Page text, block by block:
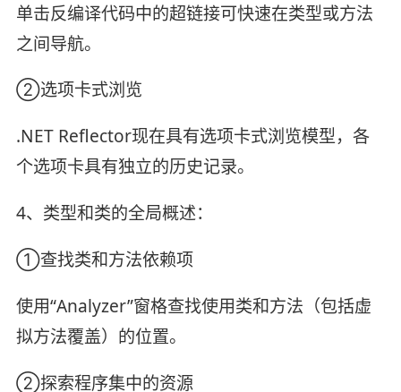
单击反编译代码中的超链接可快速在类型或方法
之间导航。
②选项卡式浏览
.NET Reflector现在具有选项卡式浏览模型，各
个选项卡具有独立的历史记录。
4、类型和类的全局概述：
①查找类和方法依赖项
使用“Analyzer”窗格查找使用类和方法（包括虚
拟方法覆盖）的位置。
②探索程序集中的资源